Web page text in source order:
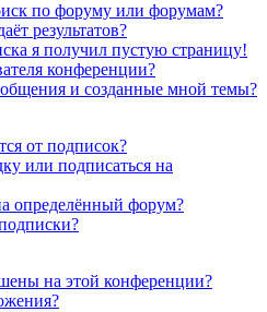
по форуму или форумам?
результатов?
я получил пустую страницу!
конференции?
и созданные мной темы?
от подписок?
или подписаться на
определённый форум?
на этой конференции?